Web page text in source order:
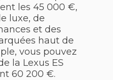
les 45 000 €,
luxe, de
et des
haut de
vous pouvez
la Lexus ES
60 200 €.